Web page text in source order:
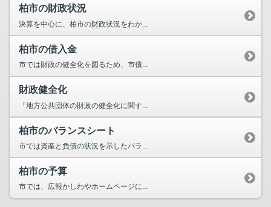
柏市の財政状況
決算を中心に、柏市の財政状況をわか...
柏市の借入金
市では財政の健全化を図るため、市債...
財政健全化
「地方公共団体の財政の健全化に関す...
柏市のバランスシート
市では資産と負債の状況を示したバラ...
柏市の予算
市では、広報かしわやホームページに...